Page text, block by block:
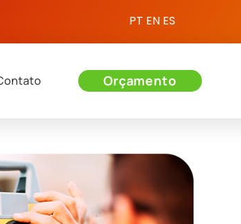
PT EN ES
Orçamento